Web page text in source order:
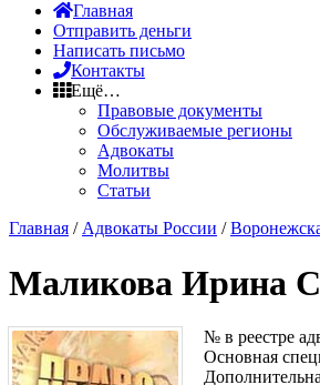
Главная
Отправить деньги
Написать письмо
Контакты
Ещё…
Правовые документы
Обслуживаемые регионы
Адвокаты
Молитвы
Статьи
Главная / Адвокаты России /
Маликова Ирина
№ в реестре
Основная